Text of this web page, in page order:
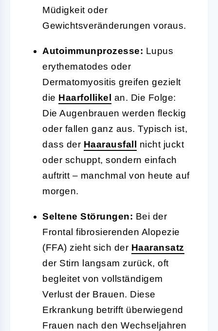
Müdigkeit oder
Gewichtsveränderungen voraus.
Autoimmunprozesse: Lupus
erythematodes oder
Dermatomyositis greifen gezielt
die Haarfollikel an. Die Folge:
Die Augenbrauen werden fleckig
oder fallen ganz aus. Typisch ist,
dass der Haarausfall nicht juckt
oder schuppt, sondern einfach
auftritt – manchmal von heute auf
morgen.
Seltene Störungen: Bei der
Frontal fibrosierenden Alopezie
(FFA) zieht sich der Haaransatz
der Stirn langsam zurück, oft
begleitet von vollständigem
Verlust der Brauen. Diese
Erkrankung betrifft überwiegend
Frauen nach den Wechseljahren